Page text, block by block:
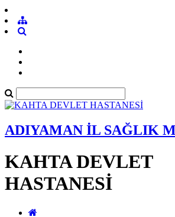
ADIYAMAN İL SAĞLIK
KAHTA DEVLET
HASTANESİ